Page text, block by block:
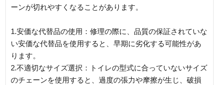
ーンが切れやすくなることがあります。
1.安価な代替品の使用：修理の際に、品質の保証されていな
い安価な代替品を使用すると、早期に劣化する可能性があ
ります。
2.不適切なサイズ選択：トイレの型式に合っていないサイズ
のチェーンを使用すると、過度の張力や摩擦が生じ、破損